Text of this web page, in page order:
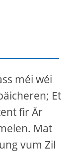
méi wéi
Et
fir Är
Mat
vum Zil